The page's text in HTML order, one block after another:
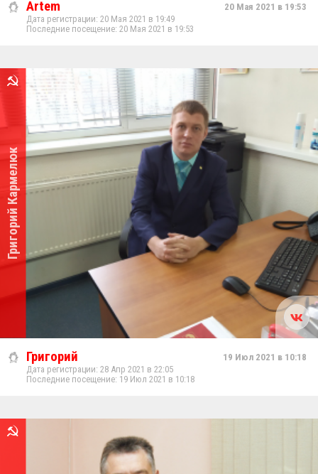
Artem
20 Мая 2021 в 19:53
Дата регистрации: 20 Мая 2021 в 19:49
Последние посещение: 20 Мая 2021 в 19:53
Григорий Кармелюк
Григорий
19 Июл 2021 в 10:18
Дата регистрации: 28 Апр 2021 в 22:05
Последние посещение: 19 Июл 2021 в 10:18